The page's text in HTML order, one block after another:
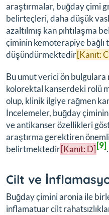
araştırmalar, buğday çimi
belirteçleri, daha düşük
azaltılmış kan pıhtılaşma
çiminin kemoterapiye
düşündürmektedir[Kanıt:
Bu umut verici ön
kolorektal kanserdeki rolü
olup, klinik ilgiye rağmen
İncelemeler, buğday
ve antikanser özellikleri
araştırma gerektiren önemli
belirtmektedir[Kanıt: D][9].
Cilt ve
Buğday çimini aronia ile
inflamatuar cilt